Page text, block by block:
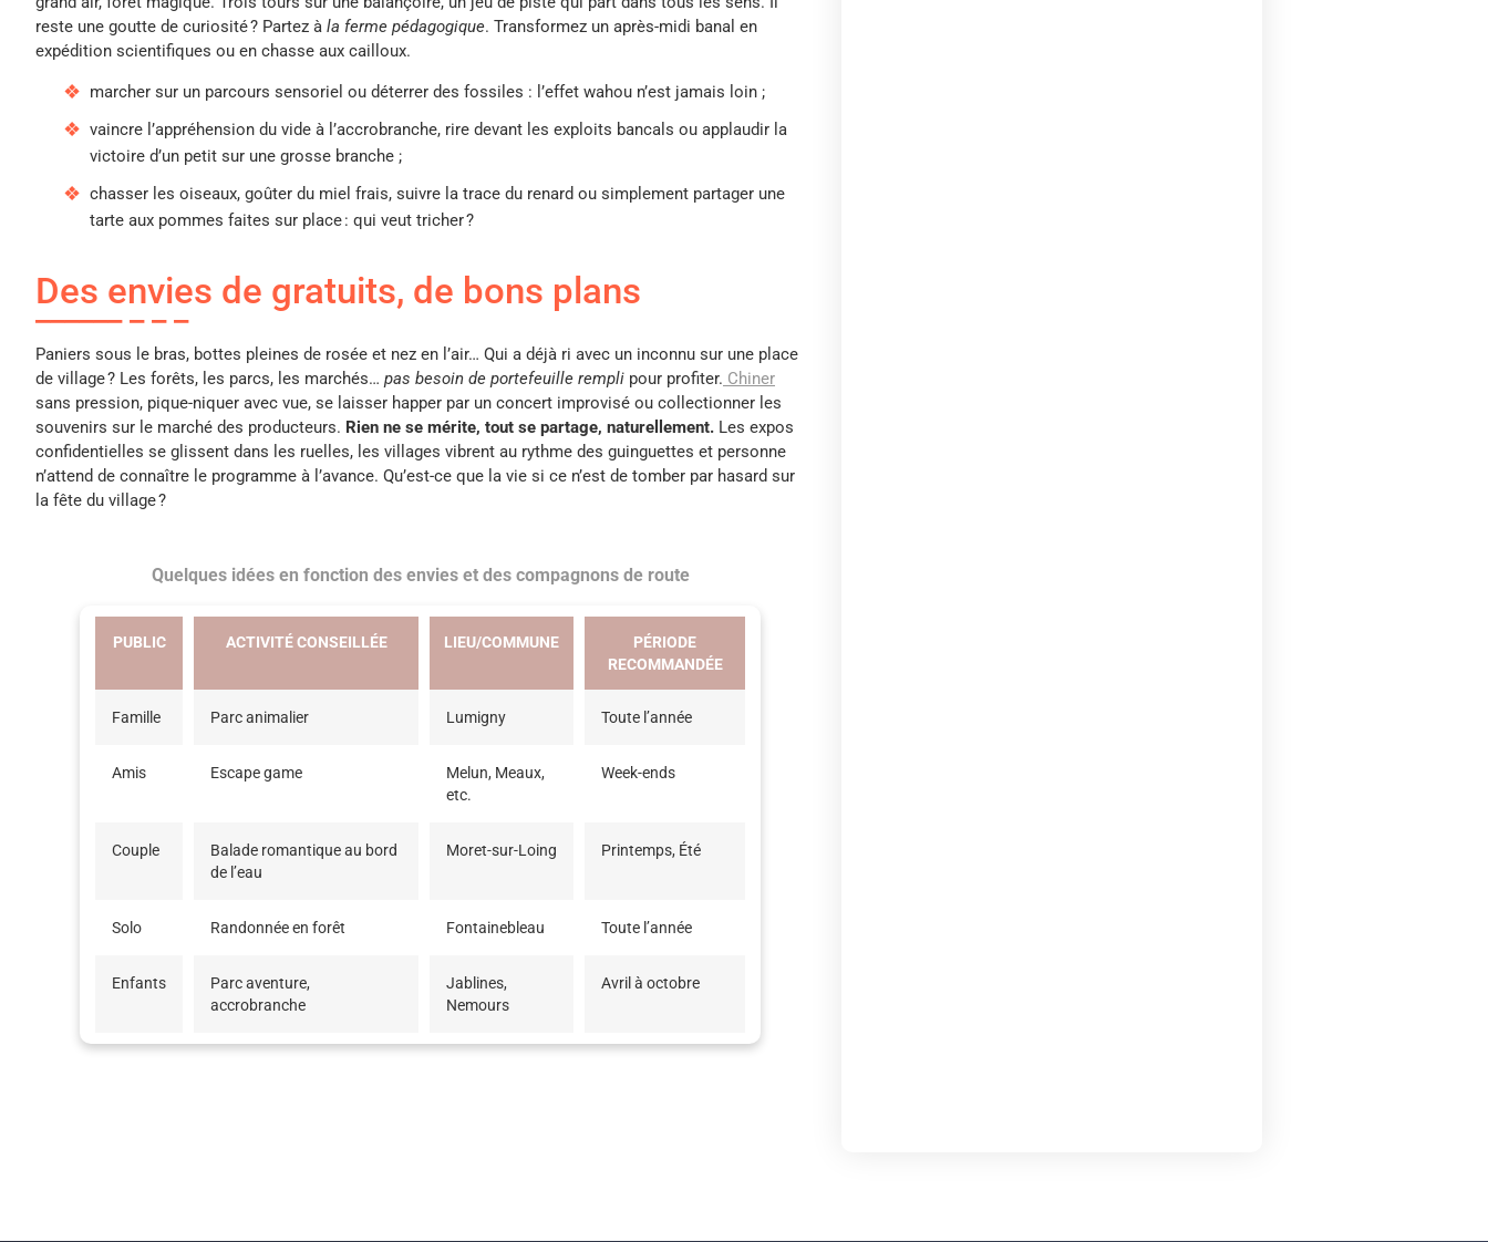
reste une goutte de curiosité ? Partez à la ferme pédagogique. Transformez un après-midi banal en
expédition scientifiques ou en chasse aux cailloux.
marcher sur un parcours sensoriel ou déterrer des fossiles : l’effet wahou n’est jamais loin ;
vaincre l’appréhension du vide à l’accrobranche, rire devant les exploits bancals ou applaudir la
victoire d’un petit sur une grosse branche ;
chasser les oiseaux, goûter du miel frais, suivre la trace du renard ou simplement partager une
tarte aux pommes faites sur place : qui veut tricher ?
Des envies de gratuits, de bons plans
Paniers sous le bras, bottes pleines de rosée et nez en l’air… Qui a déjà ri avec un inconnu sur une place
de village ? Les forêts, les parcs, les marchés… pas besoin de portefeuille rempli pour profiter. Chiner
sans pression, pique-niquer avec vue, se laisser happer par un concert improvisé ou collectionner les
souvenirs sur le marché des producteurs. Rien ne se mérite, tout se partage, naturellement. Les expos
confidentielles se glissent dans les ruelles, les villages vibrent au rythme des guinguettes et personne
n’attend de connaître le programme à l’avance. Qu’est-ce que la vie si ce n’est de tomber par hasard sur
la fête du village ?
Quelques idées en fonction des envies et des compagnons de route
PUBLIC ACTIVITÉ CONSEILLÉE LIEU/COMMUNE
PÉRIODE
RECOMMANDÉE
Famille Parc animalier Lumigny Toute l’année
Amis Escape game
Melun, Meaux,
etc.
Week-ends
Couple
Balade romantique au bord
de l’eau
Moret-sur-Loing Printemps, Été
Solo Randonnée en forêt Fontainebleau Toute l’année
Enfants
Parc aventure,
accrobranche
Jablines,
Nemours
Avril à octobre